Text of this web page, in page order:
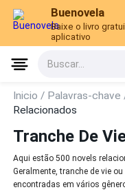
Buenovela
Baixe o livro
aplicativo
Buscar...
Inicio / Palavras-
Relacionados
Tranche De
Aqui estão 500 novels
Geralmente, tranche de vie
encontradas em vários